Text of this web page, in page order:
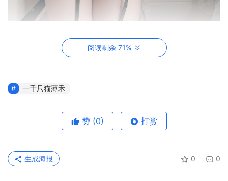
文章最后一张图片有作品集传送门，等不及的兄
弟可以快速划到文末！
某一部作品中的她身穿一件黑白相间的连衣裙，色彩上的冲
一身服饰的一只猫薄禾要比奥利奥更具有诱惑力。只见她一
息便也就扑面而来了，虽然扮演的角色是仆从，但她矜持优
雅的气质仿佛就像是在水中漫步的天鹅。宽松的连衣裙宛如
阅读剩余 71%
一千只猫薄禾
赞 (0) 打赏
0 0
生成海报